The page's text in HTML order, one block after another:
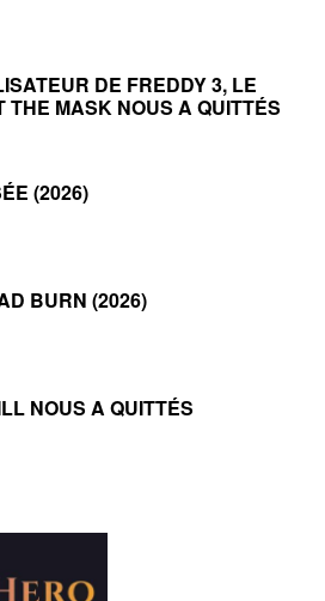
DE FREDDY 3, LE
THE MASK NOUS A QUITTÉS
(2026)
BURN (2026)
NOUS A QUITTÉS